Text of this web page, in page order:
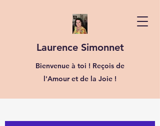
Laurence Simonnet
Bienvenue à toi ! Reçois de
l'Amour et de la Joie !